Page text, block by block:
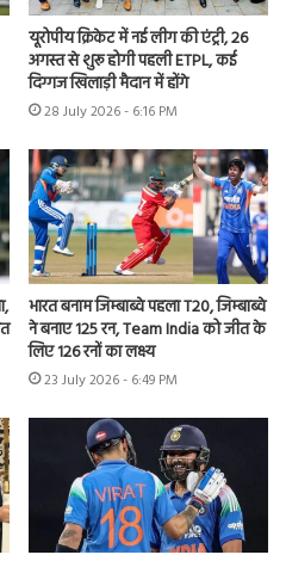
यूरोपीय क्रिकेट में नई लीग की एंट्री, 26
अगस्त से शुरू होगी पहली ETPL, कई
दिग्गज खिलाड़ी मैदान में होंगे
28 July 2026 - 6:16 PM
भारत बनाम जिम्बाब्वे पहला T20, जिम्बाब्वे
ने बनाए 125 रन, Team India को जीत के
लिए 126 रनों का लक्ष्य
23 July 2026 - 6:49 PM